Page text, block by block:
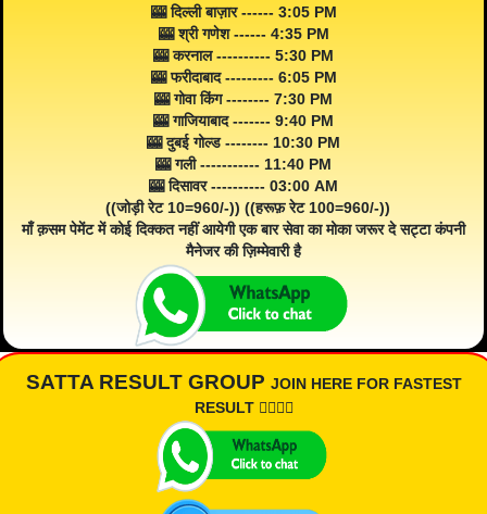
🎰 दिल्ली बाज़ार ------ 3:05 PM
🎰 श्री गणेश ------ 4:35 PM
🎰 करनाल ---------- 5:30 PM
🎰 फरीदाबाद --------- 6:05 PM
🎰 गोवा किंग -------- 7:30 PM
🎰 गाजियाबाद ------- 9:40 PM
🎰 दुबई गोल्ड -------- 10:30 PM
🎰 गली ----------- 11:40 PM
🎰 दिसावर ---------- 03:00 AM
((जोड़ी रेट 10=960/-)) ((हरूफ़ रेट 100=960/-))
माँ क़सम पेमेंट में कोई दिक्कत नहीं आयेगी एक बार सेवा का मोका जरूर दे सट्टा कंपनी
मैनेजर की ज़िम्मेवारी है
SATTA RESULT GROUP JOIN HERE FOR FASTEST
RESULT 👇🏾👇🏾